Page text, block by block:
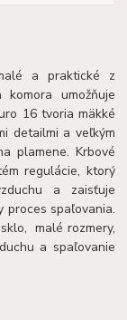
a praktické z
komora umožňuje
16 tvoria mäkké
detailmi a veľkým
plamene. Krbové
regulácie, ktorý
a zaisťuje
proces spaľovania.
malé rozmery,
a spaľovanie